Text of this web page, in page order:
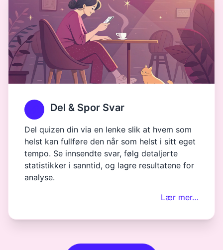
Del & Spor Svar
Del quizen din via en lenke slik at hvem som
helst kan fullføre den når som helst i sitt eget
tempo. Se innsendte svar, følg detaljerte
statistikker i sanntid, og lagre resultatene for
analyse.
Lær mer…